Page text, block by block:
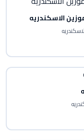
الاسكندريه